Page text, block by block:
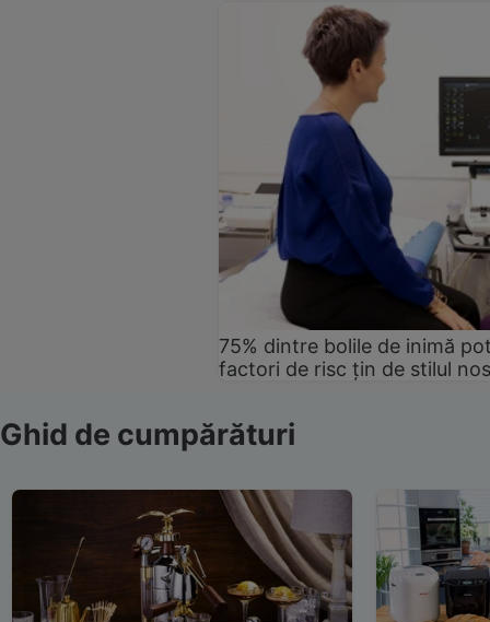
75% dintre bolile de inimă
factori de risc țin de stilul
Ghid de cumpărături